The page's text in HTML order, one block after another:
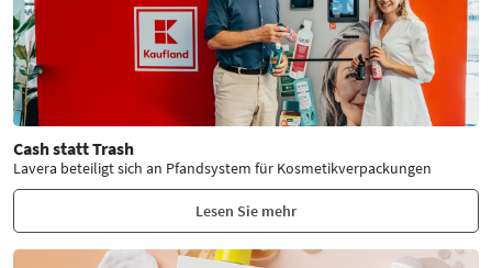
Cash statt Trash
Lavera beteiligt sich an Pfandsystem für Kosmetikverpackungen
Lesen Sie mehr